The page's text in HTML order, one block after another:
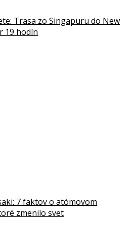
Trasa zo Singapuru do New
19 hodín
7 faktov o atómovom
zmenilo svet